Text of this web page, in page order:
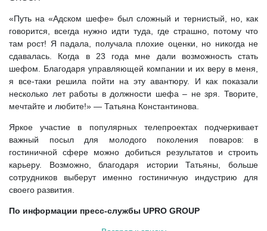
«Путь на «Адском шефе» был сложный и тернистый, но, как
говорится, всегда нужно идти туда, где страшно, потому что
там рост! Я падала, получала плохие оценки, но никогда не
сдавалась. Когда в 23 года мне дали возможность стать
шефом. Благодаря управляющей компании и их веру в меня,
я все-таки решила пойти на эту авантюру. И как показали
несколько лет работы в должности шефа – не зря. Творите,
мечтайте и любите!» — Татьяна Константинова.
Яркое участие в популярных телепроектах подчеркивает
важный посыл для молодого поколения поваров: в
гостиничной сфере можно добиться результатов и строить
карьеру. Возможно, благодаря истории Татьяны, больше
сотрудников выберут именно гостиничную индустрию для
своего развития.
По информации пресс-службы UPRO GROUP